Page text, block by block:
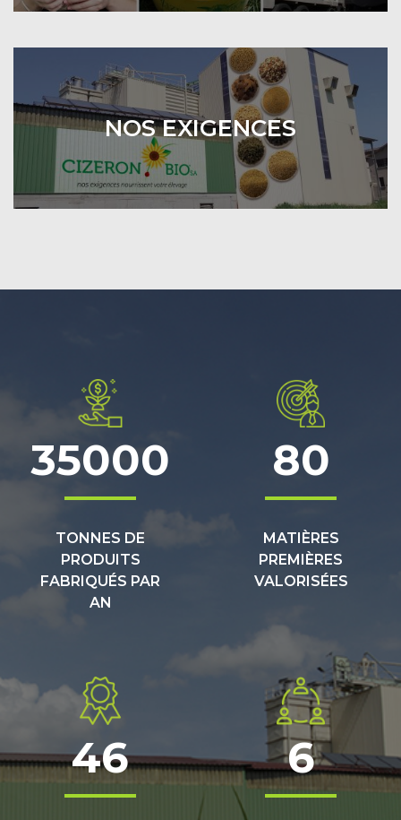
NOS EXIGENCES
35000
TONNES DE
PRODUITS
FABRIQUÉS PAR
AN
80
MATIÈRES
PREMIÈRES
VALORISÉES
46 6